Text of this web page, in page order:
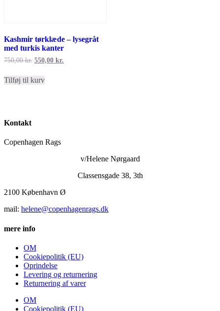
Kashmir tørklæde – lysegråt
med turkis kanter
750,00kr. Den
var:
550,00 kr.
Tilføj til kurv
Kontakt
Copenhagen Rags
v/Helene Nørgaard
Classensgade 38, 3th
2100 København Ø
mail: helene@copenhagenrags.dk
mere info
OM
Cookiepolitik (EU)
Oprindelse
Levering og returnering
Returnering af varer
OM
Cookiepolitik (EU)